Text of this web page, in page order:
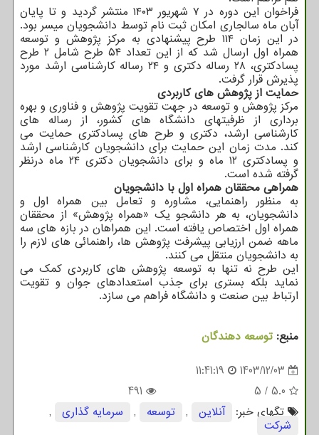
فراخوان این دوره در ۷ شهریور ۱۴۰۳ منتشر گردید و تا پایان
آبان ماه سالجاری امکان ثبت نام توسط دانشجویان میسر بود.
در این زمان ۱۱۴ طرح پیشنهادی به مرکز پژوهش و توسعه
همراه اول ارسال شد که از این تعداد ۵۴ طرح شامل ۲ طرح
پسادکتری، ۲۸ رساله دکتری و ۲۴ رساله کارشناسی ارشد مورد
پذیرش قرار گرفت.
حمایت از پژوهش های کاربردی
مرکز پژوهش و توسعه در جهت تقویت پژوهش و فناوری و بهره
برداری از ظرفیتهای دانشگاه های کشور، از رساله های
کارشناسی ارشد، دکتری و طرح های پسادکتری حمایت می
کند. مدت زمان این حمایت برای دانشجویان کارشناسی ارشد
و پسادکتری ۱۲ ماه و برای دانشجویان دکتری ۲۴ ماه درنظر
گرفته شده است.
همراهی محققان همراه اول با دانشجویان
به منظور راهنمایی، مشاوره و تعامل بین همراه اول و
دانشجویان، به هر دانشجو یک «همراه پژوهش» از محققان
همراه اول اختصاص یافته است. این همراهان در بازه های سه
ماهه ضمن ارزیابی پیشرفت پژوهش ها، راهنمائی های لازم را
به دانشجویان منتقل می کنند.
این طرح نه تنها به توسعه پژوهش های کاربردی کمک می
نماید بلکه بستری برای جذب استعدادهای جوان و تقویت
ارتباط بین صنعت و دانشگاه فراهم می سازد.
منبع: توسعه دهندگان
1403/12/03
11:41:19
5.0
/
5
491
تگهای خبر:
آنلاین , توسعه , سرمایه گذاری ,
شركت